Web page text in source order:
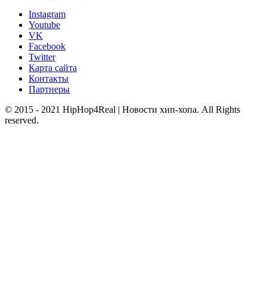
Instagram
Youtube
VK
Facebook
Twitter
Карта сайта
Контакты
Партнеры
© 2015 - 2021 HipHop4Real | Новости хип-хопа. All Rights
reserved.